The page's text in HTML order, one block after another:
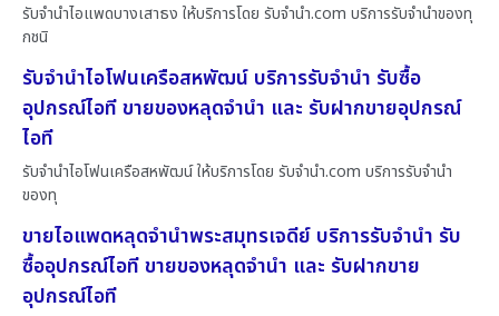
รับจำนำไอแพดบางเสาธง ให้บริการโดย รับจํานํา.com บริการรับจำนำของทุ
กชนิ
รับจำนำไอโฟนเครือสหพัฒน์ บริการรับจำนำ รับซื้อ
อุปกรณ์ไอที ขายของหลุดจำนำ และ รับฝากขายอุปกรณ์
ไอที
รับจำนำไอโฟนเครือสหพัฒน์ ให้บริการโดย รับจํานํา.com บริการรับจำนำ
ของทุ
ขายไอแพดหลุดจำนำพระสมุทรเจดีย์ บริการรับจำนำ รับ
ซื้ออุปกรณ์ไอที ขายของหลุดจำนำ และ รับฝากขาย
อุปกรณ์ไอที